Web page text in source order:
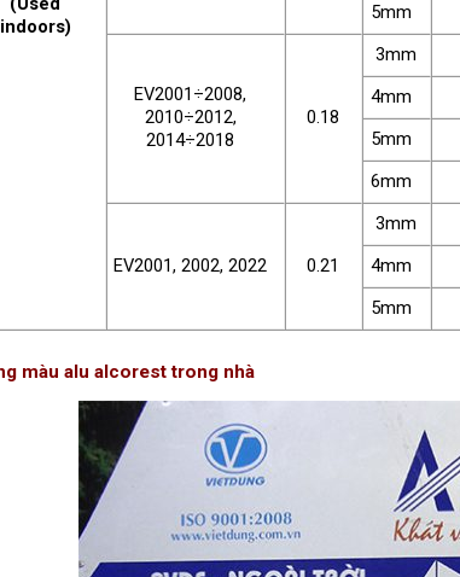
indoors)
5mm
EV2001÷2008,
2010÷2012,
2014÷2018
0.18
3mm
4mm
5mm
6mm
EV2001, 2002, 2022 0.21
3mm
4mm
5mm
màu alu alcorest trong nhà